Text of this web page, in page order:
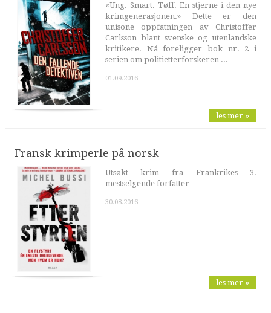
«Ung. Smart. Tøff. En stjerne i den nye
krimgenerasjonen.» Dette er den
unisone oppfatningen av Christoffer
Carlsson blant svenske og utenlandske
kritikere. Nå foreligger bok nr. 2 i
serien om politietterforskeren ...
01.09.2016
les mer »
Fransk krimperle på norsk
Utsøkt krim fra Frankrikes 3.
mestselgende forfatter
30.08.2016
les mer »